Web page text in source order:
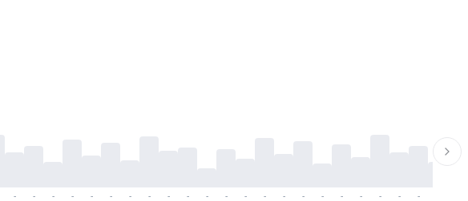
- - - - - - - - - - - - - - - - - - - - - -